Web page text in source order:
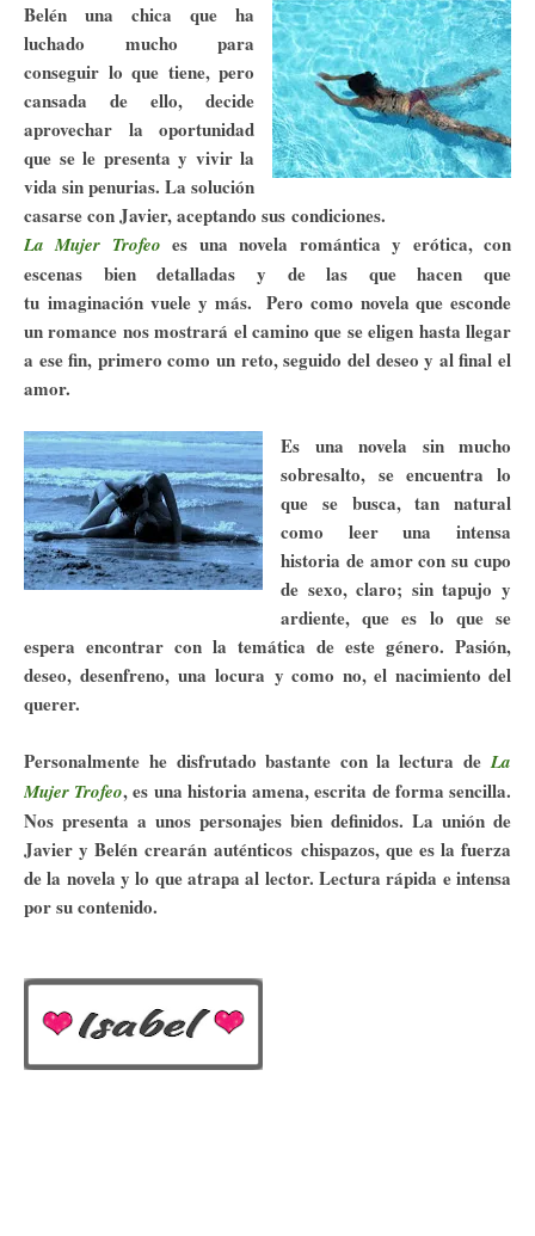
Belén una chica que ha
luchado mucho para
conseguir lo que tiene, pero
cansada de ello, decide
aprovechar la oportunidad
que se le presenta y vivir la
vida sin penurias. La solución
casarse con Javier, aceptando sus condiciones.
La Mujer Trofeoes una novela romántica y erótica, con
escenas bien detalladas y de las que hacen que
tu imaginación vuele y más. Pero como novela que esconde
un romance nos mostrará el camino que se eligen hasta llegar
a ese fin, primero como un reto, seguido del deseo y al final el
amor.
Es una novela sin mucho
sobresalto, se encuentra lo
que se busca, tan natural
como leer una intensa
historia de amor con su cupo
de sexo, claro; sin tapujo y
ardiente, que es lo que se
espera encontrar con la temática de este género. Pasión,
deseo, desenfreno, una locura y como no, el nacimiento del
querer.
Personalmente he disfrutado bastante con la lectura deLa
Mujer Trofeo, es una historia amena, escrita de forma sencilla.
Nos presenta a unos personajes bien definidos. La unión de
Javier y Belén crearán auténticos chispazos, que es la fuerza
de la novela y lo que atrapa al lector. Lectura rápida e intensa
por su contenido.